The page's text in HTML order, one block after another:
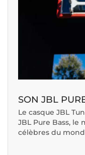
SON JBL
Le casque JBL
JBL Pure Bass, le
célèbres du